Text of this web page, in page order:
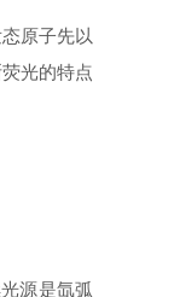
原子先以
光的特点
源是氙弧